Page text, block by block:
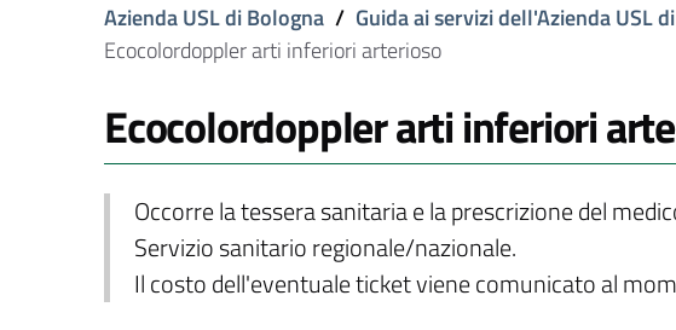
Azienda USL di Bologna / Guida ai servizi dell'Azienda USL
Ecocolordoppler arti inferiori arterioso
Ecocolordoppler arti inferiori
Occorre la tessera sanitaria e la prescrizione del
Servizio sanitario regionale/nazionale.
Il costo dell'eventuale ticket viene comunicato al